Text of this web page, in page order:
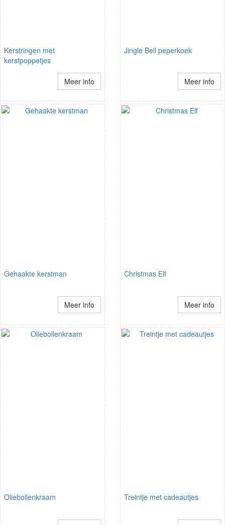
Kerstringen met
kerstpoppetjes
Meer info
Jingle Bell peperkoek
Meer info
Gehaakte kerstman
Meer info
Christmas Elf
Meer info
Oliebollenkraam Treintje met cadeautjes